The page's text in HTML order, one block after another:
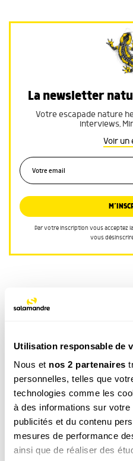
Utilisation responsable de
Nous et nos 2 partenaires
personnelles, telles que
technologies comme les
à des informations sur
publicités et du contenu
mesures de performance
ainsi que de réaliser des
La newsletter
Votre escapade nature
interviews,
Voir un
Par votre inscription vous acceptez la
vous
CATÉGORIE
LA MINUTE NATURE
TAGS
Montagne
Ces produits